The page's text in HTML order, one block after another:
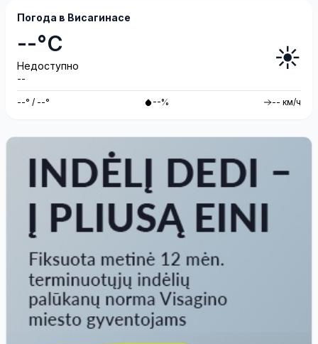
Погода в Висагинасе
--°C
Недоступно
--
☀️
--° / --° --% -- км/ч